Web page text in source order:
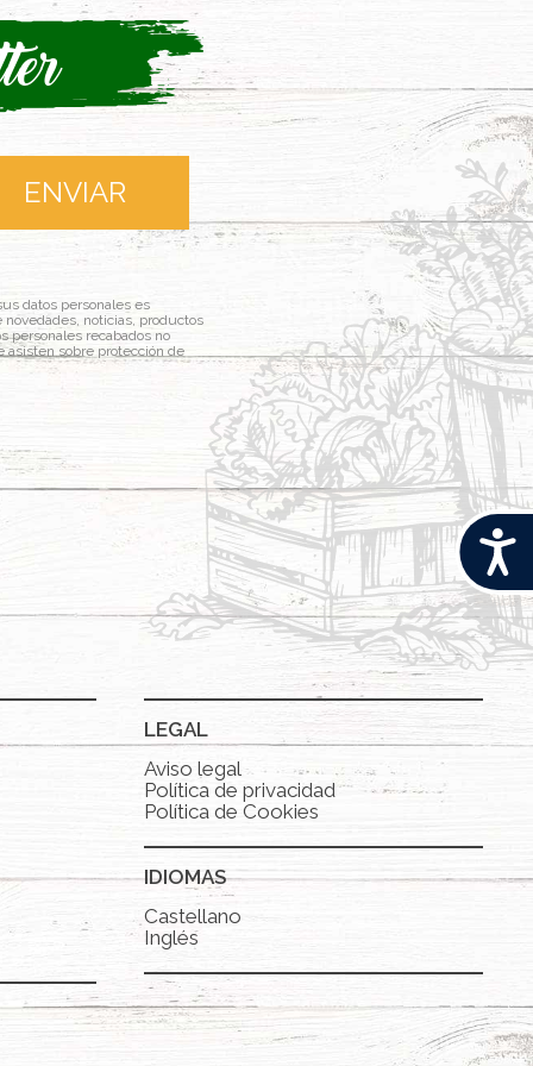
datos personales es
novedades, noticias, productos
personales recabados no
asisten sobre protección de
LEGAL
Aviso legal
Política de privacidad
Política de Cookies
IDIOMAS
Castellano
Inglés